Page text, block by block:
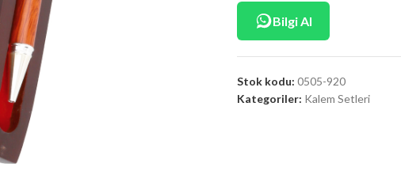
Bilgi Al
Stok kodu: 0505-920
Kategoriler: Kalem Setleri